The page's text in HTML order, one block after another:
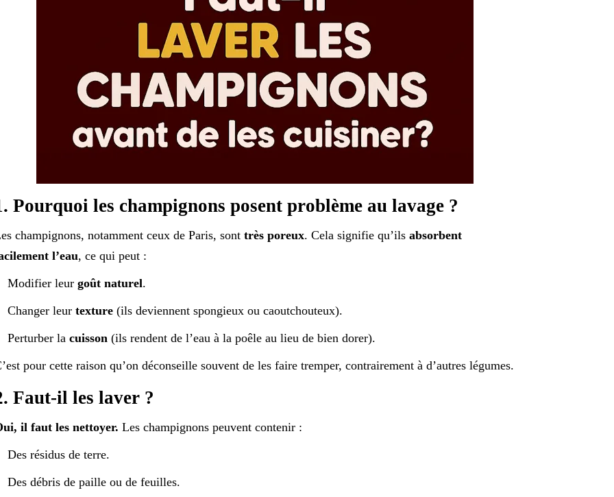
Pourquoi les champignons posent problème au lavage ?
champignons, notamment ceux de Paris, sont très poreux. Cela signifie qu’ils absorbent
l’eau, ce qui peut :
Modifier leur goût naturel.
Changer leur texture(ils deviennent spongieux ou caoutchouteux).
Perturber la cuisson(ils rendent de l’eau à la poêle au lieu de bien dorer).
pour cette raison qu’on déconseille souvent de les faire tremper, contrairement à d’autres légumes.
Faut-il les laver ?
il faut les nettoyer. Les champignons peuvent contenir :
Des résidus de terre.
Des débris de paille ou de feuilles.